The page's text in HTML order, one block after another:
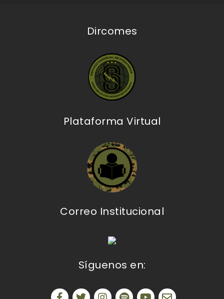
Dircomes
Plataforma Virtual
Correo Institucional
Síguenos en: